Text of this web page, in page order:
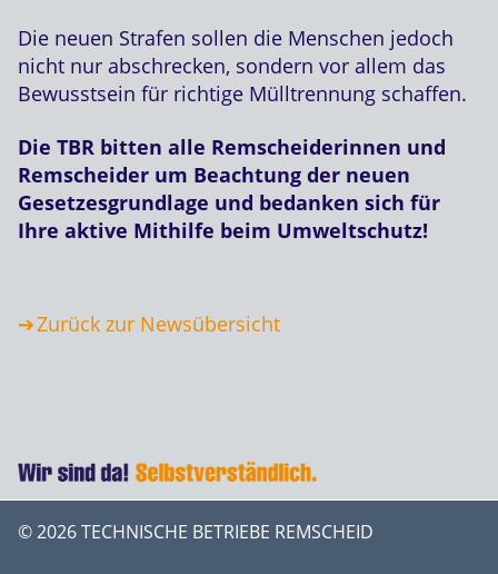
Die neuen Strafen sollen die Menschen jedoch
nicht nur abschrecken, sondern vor allem das
Bewusstsein für richtige Mülltrennung schaffen.
Die TBR bitten alle Remscheiderinnen und
Remscheider um Beachtung der neuen
Gesetzesgrundlage und bedanken sich für
Ihre aktive Mithilfe beim Umweltschutz!
Zurück zur Newsübersicht
© 2026 TECHNISCHE BETRIEBE REMSCHEID